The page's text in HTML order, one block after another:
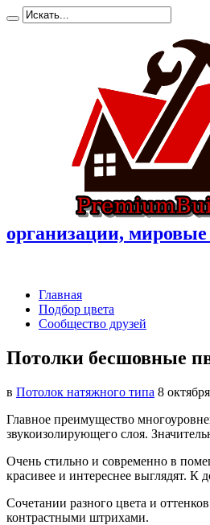
организации,
Главная
Подбор цвета
Сообщество друзей
Потолки бесшовные
в Потолок натяжного типа 8
Главное преимущество
звукоизолирующего слоя.
Очень стильно и современно в
красивее и интереснее выглядят.
Сочетании разного цвета и
контрастными штрихами.